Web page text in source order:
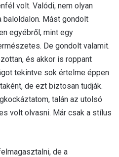
volt. Valódi, nem olyan
baloldalon. Mást gondolt
egyébről, mint egy
De gondolt valamit.
és akkor is roppant
tekintve sok értelme éppen
de ezt biztosan tudják.
talán az utolsó
volt olvasni. Már csak a stílus
de a